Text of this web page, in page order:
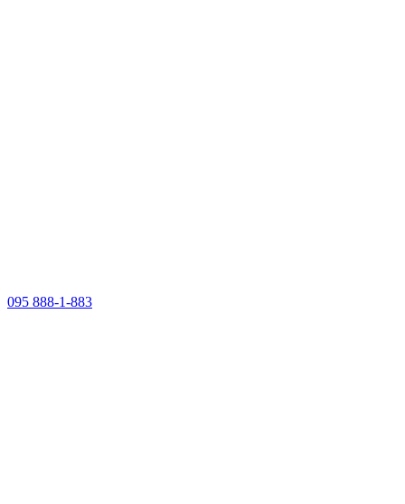
095 888-1-883